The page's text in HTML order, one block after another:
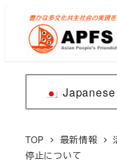
Japanese
TOP 最新情報
停止について